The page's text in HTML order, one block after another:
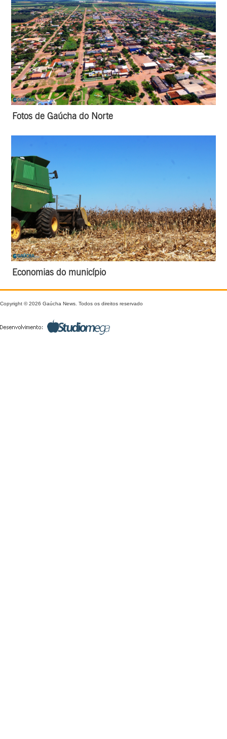
Fotos de Gaúcha do Norte
Economias do município
Copyright © 2026 Gaúcha News. Todos os direitos reservado